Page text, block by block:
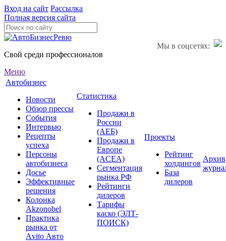
Вход на сайт Рассылка
Полная версия сайта
Мы в соцсетях:
Свой среди профессионалов
Меню
Автобизнес
Новости
Обзор прессы
События
Интервью
Рецепты
успеха
Персоны
автобизнеса
Досье
Эффективные
решения
Колонка
Akzonobel
Практика
рынка от
Аvito Авто
Статистика
Продажи в
России
(АЕБ)
Продажи в
Европе
(ACEA)
Сегментация
рынка РФ
Рейтинги
дилеров
Тарифы
каско (ЭЛТ-
ПОИСК)
Проекты
Рейтинг
холдингов
База
дилеров
Архив